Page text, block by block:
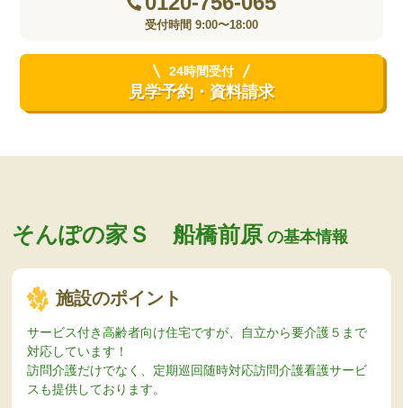
受付時間 9:00〜18:00
24時間受付
見学予約・資料請求
そんぽの家Ｓ 船橋前原 の基本情報
施設のポイント
サービス付き高齢者向け住宅ですが、自立から要介護５まで
対応しています！
訪問介護だけでなく、定期巡回随時対応訪問介護看護サービ
スも提供しております。